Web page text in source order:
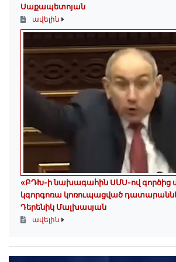
Սաքապետոյան
ավելին
«ԲԴԽ-ի նախագահին ՍՄՍ-ով գործից
կգորգոռա կոռուպացված
Դերենիկ Մալխասյան
ավելին